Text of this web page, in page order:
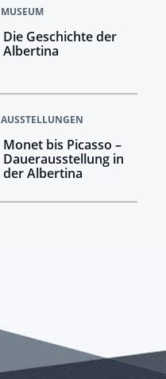
MUSEUM
Die Geschichte der
Albertina
AUSSTELLUNGEN
Monet bis Picasso –
Dauerausstellung in
der Albertina